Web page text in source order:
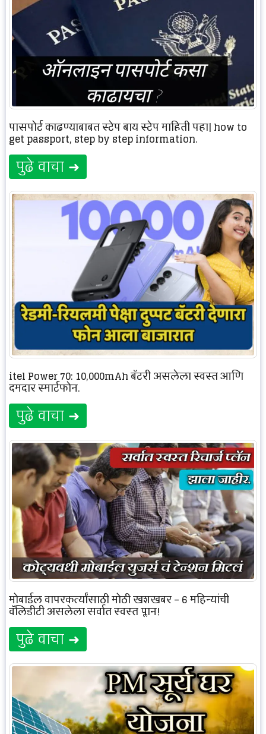
पासपोर्ट काढण्याबाबत स्टेप बाय स्टेप माहिती पहा| how to
get passport, step by step information.
पुढे वाचा ➜
itel Power 70: 10,000mAh बॅटरी असलेला स्वस्त आणि
दमदार स्मार्टफोन.
पुढे वाचा ➜
मोबाईल वापरकर्त्यांसाठी मोठी खुशखबर – 6 महिन्यांची
वॅलिडीटी असलेला सर्वात स्वस्त प्लान!
पुढे वाचा ➜